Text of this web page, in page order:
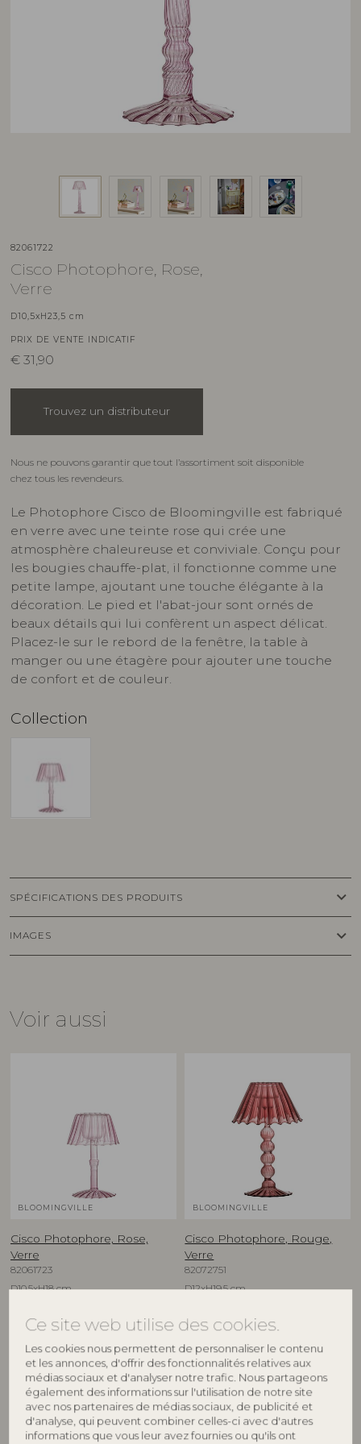
Ce site web utilise des cookies.
Les cookies nous permettent de personnaliser le contenu
et les annonces, d'offrir des fonctionnalités relatives aux
médias sociaux et d'analyser notre trafic. Nous partageons
également des informations sur l'utilisation de notre site
avec nos partenaires de médias sociaux, de publicité et
d'analyse, qui peuvent combiner celles-ci avec d'autres
informations que vous leur avez fournies ou qu'ils ont
82061722
Cisco Photophore, Rose,
Verre
D10,5xH23,5 cm
PRIX DE VENTE INDICATIF
€ 31,90
Trouvez un distributeur
Nous ne pouvons garantir que tout l’assortiment soit disponible
chez tous les revendeurs.
Le Photophore Cisco de Bloomingville est fabriqué
en verre avec une teinte rose qui crée une
atmosphère chaleureuse et conviviale. Conçu pour
les bougies chauffe-plat, il fonctionne comme une
petite lampe, ajoutant une touche élégante à la
décoration. Le pied et l'abat-jour sont ornés de
beaux détails qui lui confèrent un aspect délicat.
Placez-le sur le rebord de la fenêtre, la table à
manger ou une étagère pour ajouter une touche
de confort et de couleur.
Collection
SPÉCIFICATIONS DES PRODUITS keyboard_arrow_down
IMAGES keyboard_arrow_down
Voir aussi
BLOOMINGVILLE
Cisco Photophore, Rose,
Verre
82061723
D10,5xH18 cm
28,90
BLOOMINGVILLE
Cisco Photophore, Rouge,
Verre
82072751
D12xH19,5 cm
€ 31,90